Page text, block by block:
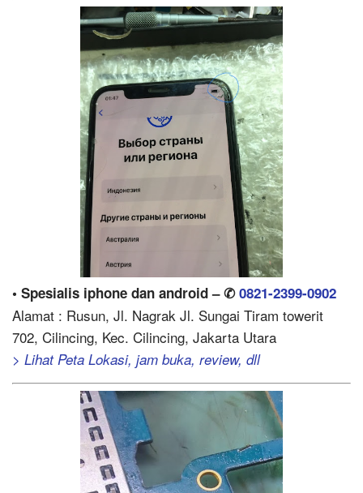
• Spesialis iphone dan android – ✆0821-2399-0902
Alamat : Rusun, Jl. Nagrak Jl. Sungai Tiram towerit
702, Cilincing, Kec. Cilincing, Jakarta Utara
> Lihat Peta Lokasi, jam buka, review, dll